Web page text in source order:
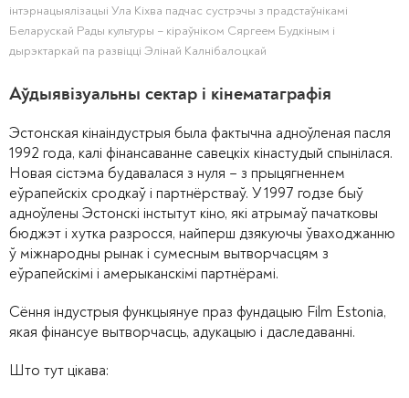
інтэрнацыялізацыі Ула Кіхва падчас сустрэчы з прадстаўнікамі
Беларускай Рады культуры – кіраўніком Сяргеем Будкіным і
дырэктаркай па развіцці Элінай Калнібалоцкай
Аўдыявізуальны сектар і кінематаграфія
Эстонская кінаіндустрыя была фактычна адноўленая пасля
1992 года, калі фінансаванне савецкіх кінастудый спынілася.
Новая сістэма будавалася з нуля – з прыцягненнем
еўрапейскіх сродкаў і партнёрстваў. У 1997 годзе быў
адноўлены Эстонскі інстытут кіно, які атрымаў пачатковы
бюджэт і хутка разросся, найперш дзякуючы ўваходжанню
ў міжнародны рынак і сумесным вытворчасцям з
еўрапейскімі і амерыканскімі партнёрамі.
Сёння індустрыя функцыянуе праз фундацыю Film Estonia,
якая фінансуе вытворчасць, адукацыю і даследаванні.
Што тут цікава: